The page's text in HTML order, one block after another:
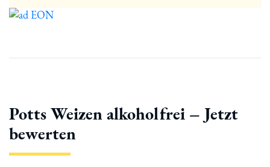
Potts Weizen alkoholfrei – Jetzt
bewerten